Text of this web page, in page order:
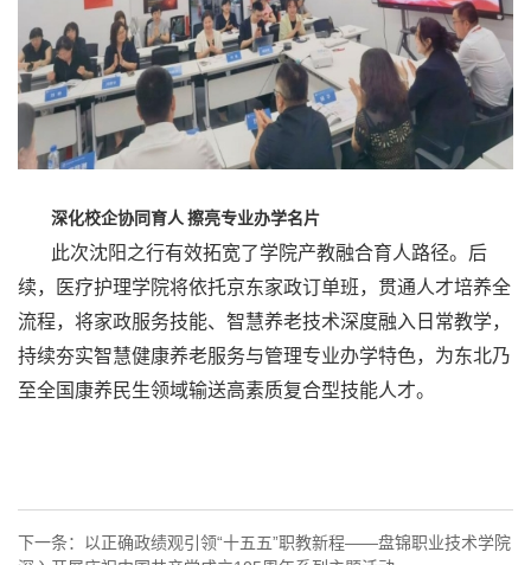
深化校企协同育人 擦亮专业办学名片
此次沈阳之行有效拓宽了学院产教融合育人路径。后
续，医疗护理学院将依托京东家政订单班，贯通人才培养全
流程，将家政服务技能、智慧养老技术深度融入日常教学，
持续夯实智慧健康养老服务与管理专业办学特色，为东北乃
至全国康养民生领域输送高素质复合型技能人才。
下一条： 以正确政绩观引领“十五五”职教新程——盘锦职业技术学院